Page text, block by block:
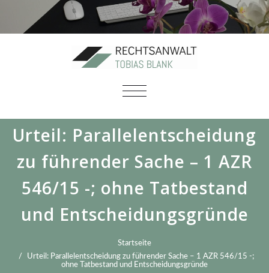
SCHALTE
Urteil: Parallelentscheidung
zu führender Sache – 1 AZR
546/15 -; ohne Tatbestand
und Entscheidungsgründe
Startseite
Urteil: Parallelentscheidung zu führender Sache – 1 AZR 546/15 -;
ohne Tatbestand und Entscheidungsgründe